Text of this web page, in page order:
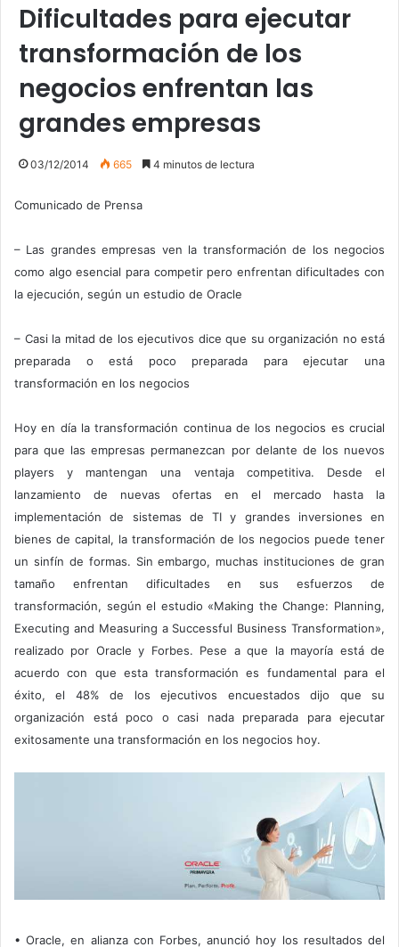
Dificultades para ejecutar
transformación de los
negocios enfrentan las
grandes empresas
03/12/2014 665 4 minutos de lectura
Comunicado de Prensa
– Las grandes empresas ven la transformación de los negocios
como algo esencial para competir pero enfrentan dificultades con
la ejecución, según un estudio de Oracle
– Casi la mitad de los ejecutivos dice que su organización no está
preparada o está poco preparada para ejecutar una
transformación en los negocios
Hoy en día la transformación continua de los negocios es crucial
para que las empresas permanezcan por delante de los nuevos
players y mantengan una ventaja competitiva. Desde el
lanzamiento de nuevas ofertas en el mercado hasta la
implementación de sistemas de TI y grandes inversiones en
bienes de capital, la transformación de los negocios puede tener
un sinfín de formas. Sin embargo, muchas instituciones de gran
tamaño enfrentan dificultades en sus esfuerzos de
transformación, según el estudio «Making the Change: Planning,
Executing and Measuring a Successful Business Transformation»,
realizado por Oracle y Forbes. Pese a que la mayoría está de
acuerdo con que esta transformación es fundamental para el
éxito, el 48% de los ejecutivos encuestados dijo que su
organización está poco o casi nada preparada para ejecutar
exitosamente una transformación en los negocios hoy.
• Oracle, en alianza con Forbes, anunció hoy los resultados del